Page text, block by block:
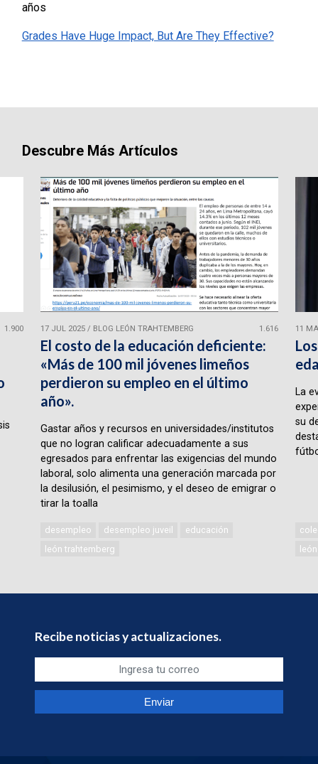
años
Grades Have Huge Impact, But Are They Effective?
Descubre Más Artículos
1.900 17 JUL 2025/ BLOG LEÓN TRAHTEMBERG 1.616
El costo de la educación deficiente:
«Más de 100 mil jóvenes limeños
perdieron su empleo en el último
año».
Gastar años y recursos en universidades/institutos
que no logran calificar adecuadamente a sus
egresados para enfrentar las exigencias del mundo
laboral, solo alimenta una generación marcada por
la desilusión, el pesimismo, y el deseo de emigrar o
tirar la toalla
desempleo desempleo juveil
educación
león trahtemberg
11
La
su
Recibe noticias y actualizaciones.